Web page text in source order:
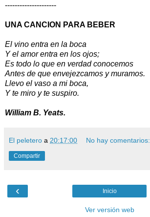
---------------------
UNA CANCION PARA BEBER
El vino entra en la boca
Y el amor entra en los ojos;
Es todo lo que en verdad conocemos
Antes de que envejezcamos y muramos.
Llevo el vaso a mi boca,
Y te miro y te suspiro.
William B. Yeats.
El peletero a 20:17:00 No hay comentarios:
Compartir
‹ Inicio
Ver versión web